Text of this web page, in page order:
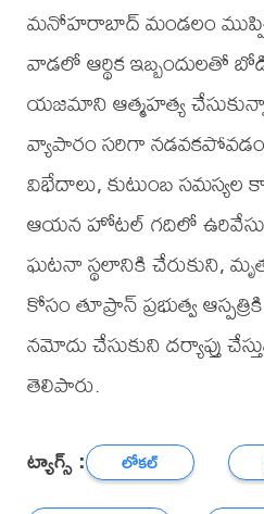
మనోహరాబాద్ మండలం
వాడలో ఆర్థిక
యజమాని ఆత్మహత్య
వ్యాపారం సరిగా
విభేదాలు, కుటుంబ
ఆయన హోటల్ గదిలో
ఘటనా స్థలానికి చేరుకుని,
కోసం తూప్రాన్ ప్రభుత్వ
నమోదు చేసుకుని దర్యాప్తు
తెలిపారు.
ట్యాగ్స్ : లోకల్